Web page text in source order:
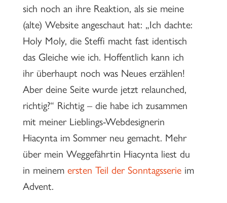
sich noch an ihre Reaktion, als sie meine
(alte) Website angeschaut hat: „Ich dachte:
Holy Moly, die Steffi macht fast identisch
das Gleiche wie ich. Hoffentlich kann ich
ihr überhaupt noch was Neues erzählen!
Aber deine Seite wurde jetzt relaunched,
richtig?“ Richtig – die habe ich zusammen
mit meiner Lieblings-Webdesignerin
Hiacynta im Sommer neu gemacht. Mehr
über mein Weggefährtin Hiacynta liest du
in meinem ersten Teil der Sonntagsserieim
Advent.